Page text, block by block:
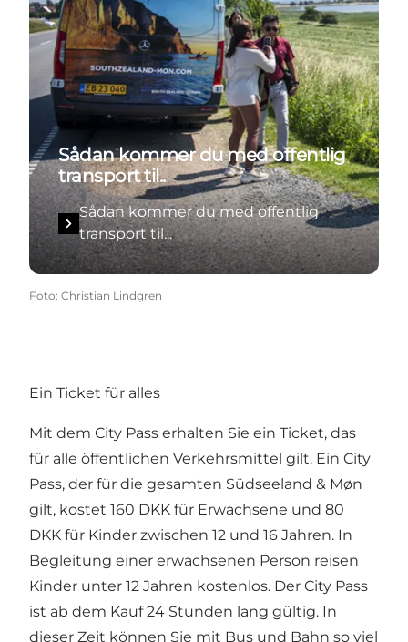
Sådan kommer du med offentlig
transport til..
Sådan kommer du med offentlig
transport til...
Foto: Christian Lindgren
Ein Ticket für alles
Mit dem City Pass erhalten Sie ein Ticket, das
für alle öffentlichen Verkehrsmittel gilt. Ein City
Pass, der für die gesamten Südseeland & Møn
gilt, kostet 160 DKK für Erwachsene und 80
DKK für Kinder zwischen 12 und 16 Jahren. In
Begleitung einer erwachsenen Person reisen
Kinder unter 12 Jahren kostenlos. Der City Pass
ist ab dem Kauf 24 Stunden lang gültig. In
dieser Zeit können Sie mit Bus und Bahn so viel